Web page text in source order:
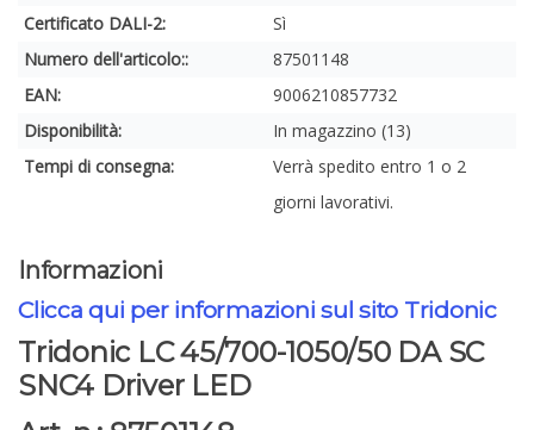
Certificato DALI-2:
Sì
Numero dell'articolo::
87501148
EAN:
9006210857732
Disponibilità:
In magazzino (13)
Tempi di consegna:
Verrà spedito entro 1 o 2
giorni lavorativi.
Informazioni
Clicca qui per informazioni sul sito Tridonic
Tridonic LC 45/700-1050/50 DA SC
SNC4 Driver LED